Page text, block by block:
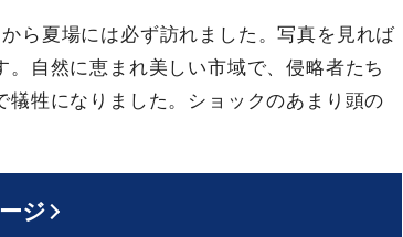
ら夏場には必ず訪れました。写真を見れば
自然に恵まれ美しい市域で、侵略者たち
牲になりました。ショックのあまり頭の
ジ